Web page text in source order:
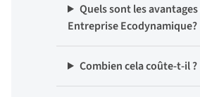
Quels sont les
Entreprise Ecodynamique?
Combien cela coûte-t-il ?